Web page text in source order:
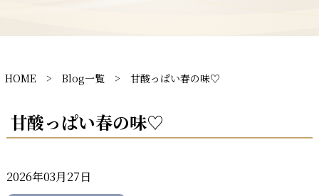
HOME > Blog一覧 > 甘酸っぱい春の味♡
甘酸っぱい春の味♡
2026年03月27日